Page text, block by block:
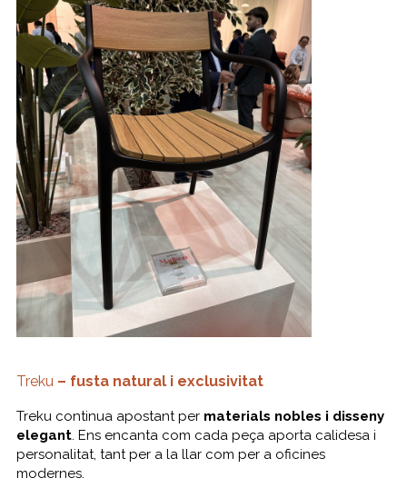
Treku – fusta natural i exclusivitat
Treku continua apostant per materials nobles i disseny
elegant. Ens encanta com cada peça aporta calidesa i
personalitat, tant per a la llar com per a oficines
modernes.